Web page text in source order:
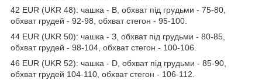
42 EUR (UKR 48): чашка - B, обхват під грудьми - 75-80,
обхват грудей - 92-98, обхват стегон - 95-100.
44 EUR (UKR 50): чашка - З, обхват під грудьми - 80-85,
обхват грудей - 98-104, обхват стегон - 100-106.
46 EUR (UKR 52): чашка - D, обхват під грудьми - 85-90,
обхват грудей 104-110, обхват стегон - 106-112.